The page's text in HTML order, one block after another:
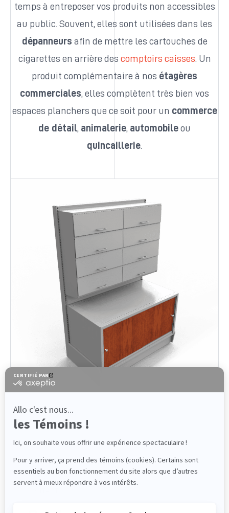
temps à entreposer vos produits non accessibles
au public. Souvent, elles sont utilisées dans les
dépanneurs afin de mettre les cartouches de
cigarettes en arrière des comptoirs caisses . Un
produit complémentaire à nos étagères
commerciales , elles complètent très bien vos
espaces planchers que ce soit pour un commerce
de détail animalerie automobile ou
quincaillerie